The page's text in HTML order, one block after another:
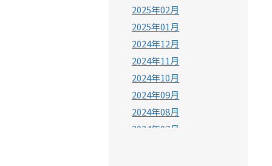
2025年02月
2025年01月
2024年12月
2024年11月
2024年10月
2024年09月
2024年08月
2024年07月